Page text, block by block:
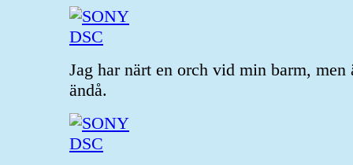
Jag har närt en orch vid min barm, men
ändå.